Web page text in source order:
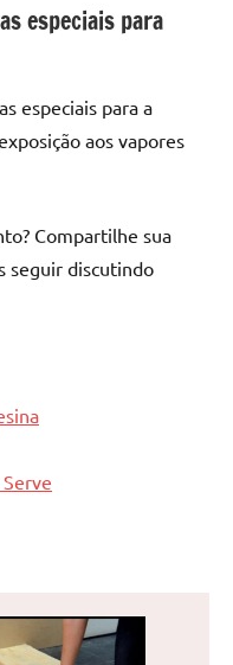
especiais para
especiais para a
aos vapores
Compartilhe sua
seguir discutindo